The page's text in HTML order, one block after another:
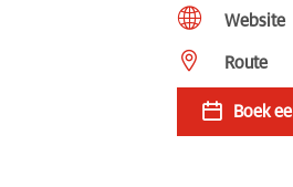
Website
Route
Boek